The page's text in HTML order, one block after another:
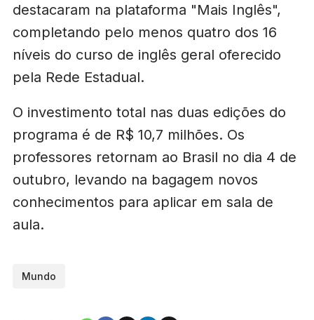
destacaram na plataforma "Mais Inglês",
completando pelo menos quatro dos 16
níveis do curso de inglês geral oferecido
pela Rede Estadual.
O investimento total nas duas edições do
programa é de R$ 10,7 milhões. Os
professores retornam ao Brasil no dia 4 de
outubro, levando na bagagem novos
conhecimentos para aplicar em sala de
aula.
Mundo